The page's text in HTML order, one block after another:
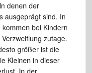
denen der
ausgeprägt sind. In
bei Kindern
zutage.
größer ist die
Kleinen in dieser